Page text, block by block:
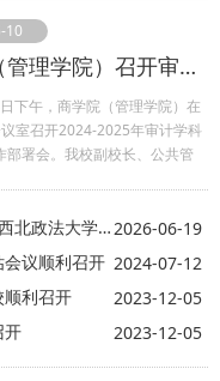
10
商学院（管理学院）召开审计学科建设重点工作部署会
下午，商学院（管理学院）在
室召开2024-2025年审计学科
部署会。我校副校长、公共管
由李晓宁院长主持。 会议指
人才培养、学科建设、教育教
等方面取得了较好的成绩。但
育教学的新形势新任务新要
科建设还存在一些问题和短
，要立足我校审计学科建设现
形势，明确努力方向，抢抓发
薪火相传守初心 责任在肩共前行——西北政法大学2026届行政管理研究生经验分享会圆满举行 2026-06-19
议顺利召开 2024-07-12
利召开
2023-12-05
开
2023-12-05